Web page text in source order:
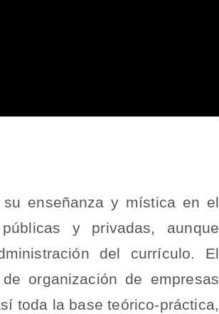
enseñanza y mística en el
y privadas, aunque
del currículo. El
organización de empresas
toda la base teórico-práctica,